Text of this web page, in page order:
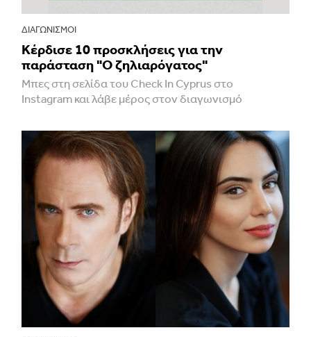
ΔΙΑΓΩΝΙΣΜΟΊ
Κέρδισε 10 προσκλήσεις για την
παράσταση "Ο ζηλιαρόγατος"
Μπες στη σελίδα του Check In Cyprus στο
Instagram και λάβε μέρος στον διαγωνισμό